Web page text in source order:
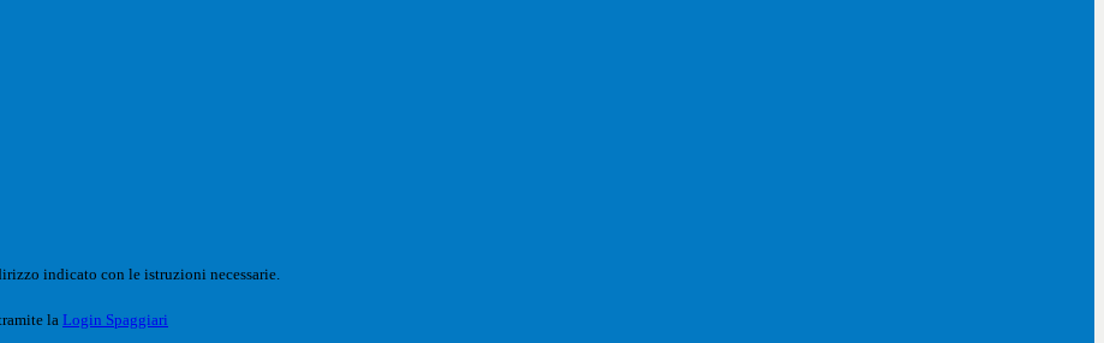
indicato con le istruzioni necessarie.
la Login Spaggiari